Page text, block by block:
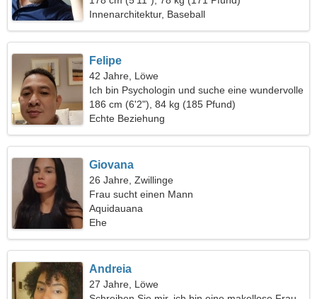
Innenarchitektur, Baseball
Felipe
42 Jahre, Löwe
Ich bin Psychologin und suche eine wundervolle
Frau
186 cm (6'2"), 84 kg (185 Pfund)
Echte Beziehung
Giovana
26 Jahre, Zwillinge
Frau sucht einen Mann
Aquidauana
Ehe
Andreia
27 Jahre, Löwe